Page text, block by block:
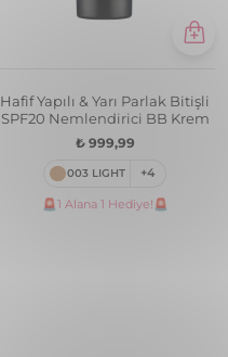
Hafif Yapılı & Yarı Parlak Bitişli
SPF20 Nemlendirici BB Krem
₺ 999,99
003 LIGHT +4
🚨1 Alana 1 Hediye!🚨